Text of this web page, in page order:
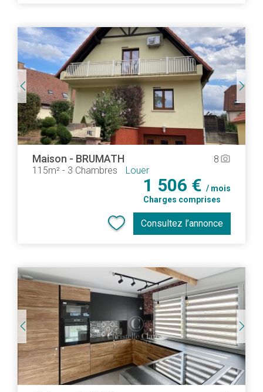
Maison - BRUMATH
115m² - 3 Chambres Louer
8 camera_alt
1 506 € / mois
Charges comprises
Consultez l’annonce